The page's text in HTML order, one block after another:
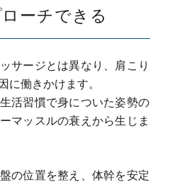
ーチできる
サージとは異なり、肩こり
に働きかけます。
活習慣で身についた姿勢の
マッスルの衰えから生じま
の位置を整え、体幹を安定